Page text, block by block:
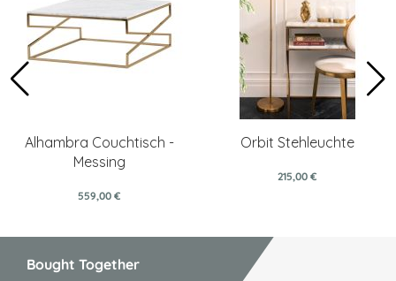
Alhambra Couchtisch -
Messing
559,00 €
Orbit Stehleuchte
215,00 €
Bought Together